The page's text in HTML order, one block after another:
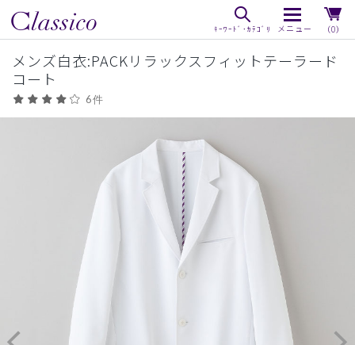
（0）
メンズ白衣:PACKリラックスフィットテーラード
コート
6件